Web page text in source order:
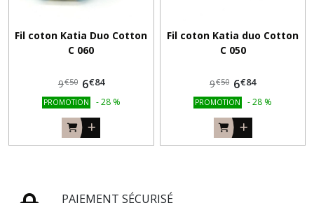
Fil coton Katia Duo Cotton
C 060
9€50 6€84
PROMOTION -28 %
Fil coton Katia duo Cotton
C 050
9€50 6€84
PROMOTION -28 %
PAIEMENT SÉCURISÉ